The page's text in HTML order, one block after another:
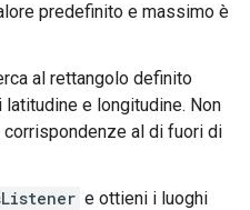
predefinito e massimo è
al rettangolo definito
e longitudine. Non
al di fuori di
e ottieni i luoghi